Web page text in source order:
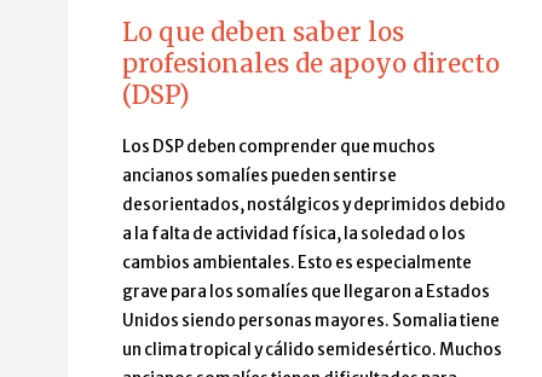
Lo que deben saber los
profesionales de apoyo directo
(DSP)
Los DSP deben comprender que muchos
ancianos somalíes pueden sentirse
desorientados, nostálgicos y deprimidos debido
a la falta de actividad física, la soledad o los
cambios ambientales. Esto es especialmente
grave para los somalíes que llegaron a Estados
Unidos siendo personas mayores. Somalia tiene
un clima tropical y cálido semidesértico. Muchos